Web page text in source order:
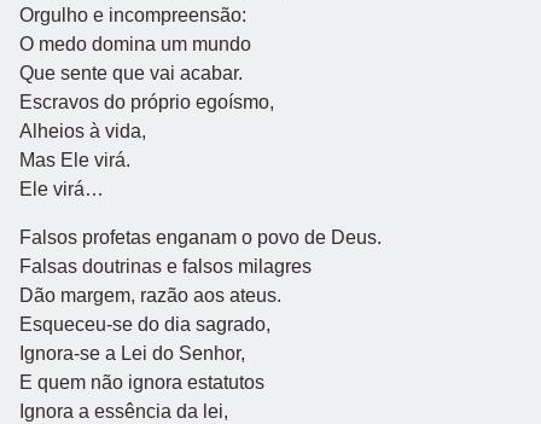
Orgulho e incompreensão:
O medo domina um mundo
Que sente que vai acabar.
Escravos do próprio egoísmo,
Alheios à vida,
Mas Ele virá.
Ele virá…
Falsos profetas enganam o povo de Deus.
Falsas doutrinas e falsos milagres
Dão margem, razão aos ateus.
Esqueceu-se do dia sagrado,
Ignora-se a Lei do Senhor,
E quem não ignora estatutos
Ignora a essência da lei,